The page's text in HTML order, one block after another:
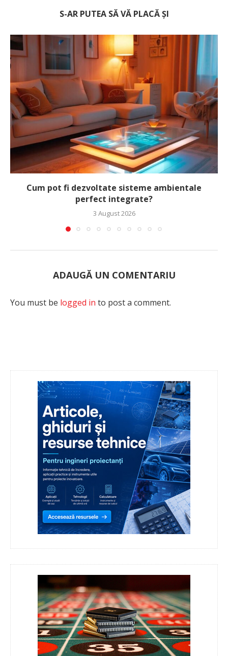
S-AR PUTEA SĂ VĂ PLACĂ ȘI
Cum pot fi dezvoltate sisteme ambientale
perfect integrate?
3 August 2026
ADAUGĂ UN COMENTARIU
You must be logged in to post a comment.